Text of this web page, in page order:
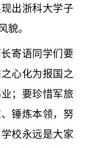
出浙科大学子
貌。
寄语同学们要
心化为报国之
；要珍惜军旅
锤炼本领，努
校永远是大家